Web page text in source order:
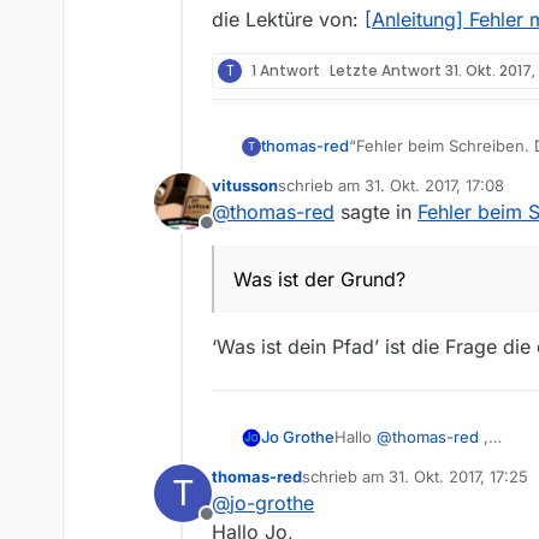
die Lektüre von: [Anleitung] Fehler
T 1 Antwort Letzte Antwort 31. Okt. 2017,
T thomas-red“Fehler beim
Download kommt die
Offline
vitussonschrieb am 31. Okt. 2017, 17:08
zuletzt editiert von
@thomas-red sagte in Fehler beim
Was ist der Grund?
‘Was ist dein Pfad’ ist die Frage
Jo GrotheHallo @thomas-red ,
Lektüre von:[Anleitung]
T
Offline
thomas-redschrieb am 31. Okt. 2017, 17:25
zuletzt editiert von
@jo-grothe
Hallo Jo,